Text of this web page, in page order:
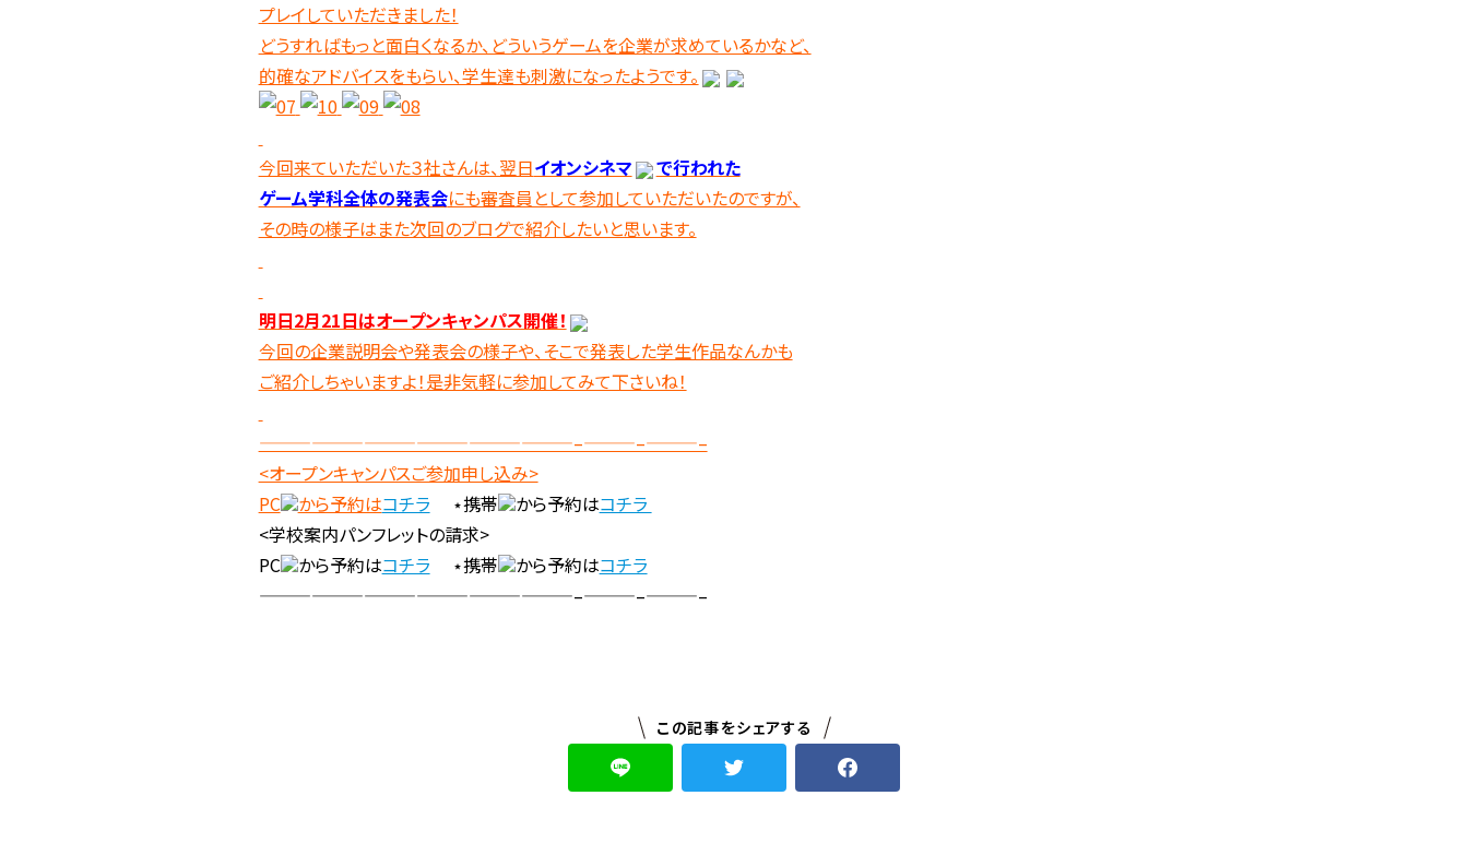
プレイしていただきました！
どうすればもっと面白くなるか、どういうゲームを企業が求めているかなど、
的確なアドバイスをもらい、学生達も刺激になったようです。
今回来ていただいた３社さんは、翌日イオンシネマ
で行われた
ゲーム学科全体の発表会にも審査員として参加していただいたのですが、
その時の様子はまた次回のブログで紹介したいと思います。
明日2月21日はオープンキャンパス開催！
今回の企業説明会や発表会の様子や、そこで発表した学生作品なんかも
ご紹介しちゃいますよ！是非気軽に参加してみて下さいね！
——————————————————–———–———–
<オープンキャンパスご参加申し込み>
PC
から予約はコチラ ⋆携帯 から予約はコチラ
<学校案内パンフレットの請求>
PC
から予約はコチラ ⋆携帯 から予約はコチラ
——————————————————–———–———–
この記事をシェアする